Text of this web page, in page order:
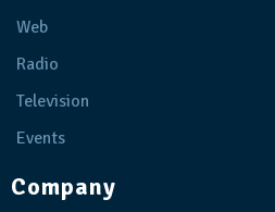
Web
Radio
Television
Events
Company